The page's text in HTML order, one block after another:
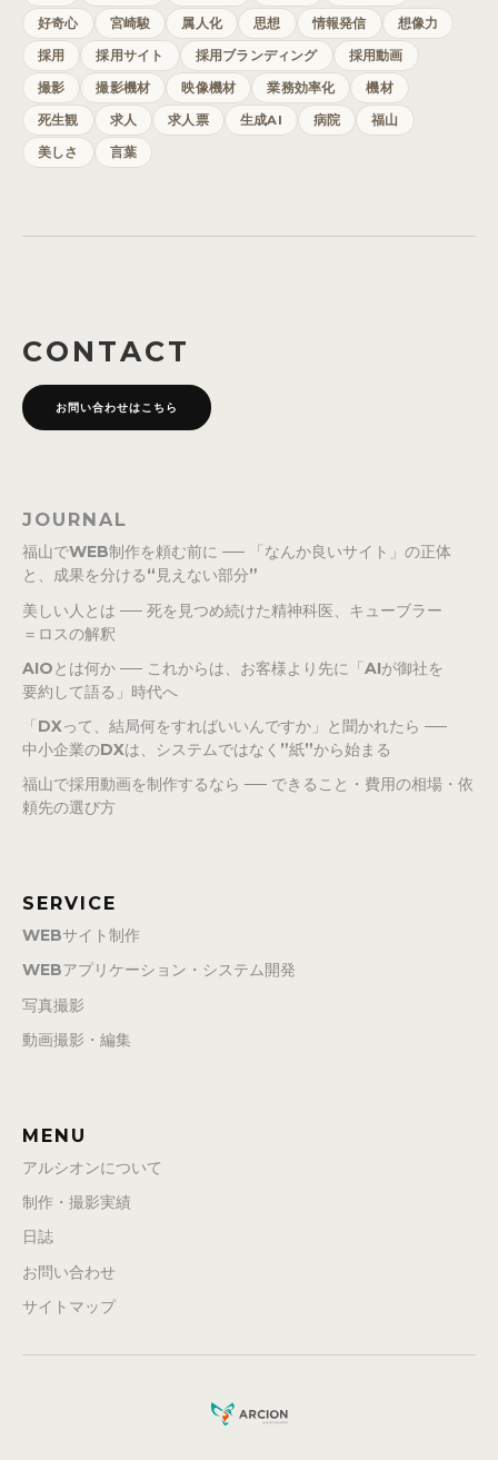
好奇心 宮崎駿 属人化 思想 情報発信 想像力
採用 採用サイト 採用ブランディング 採用動画
撮影 撮影機材 映像機材 業務効率化 機材
死生観 求人 求人票 生成AI 病院 福山
美しさ 言葉
CONTACT
お問い合わせはこちら
JOURNAL
福山でWEB制作を頼む前に ── 「なんか良いサイト」の正体
と、成果を分ける“見えない部分”
美しい人とは ── 死を見つめ続けた精神科医、キューブラー
＝ロスの解釈
AIOとは何か ── これからは、お客様より先に「AIが御社を
要約して語る」時代へ
「DXって、結局何をすればいいんですか」と聞かれたら ──
中小企業のDXは、システムではなく”紙”から始まる
福山で採用動画を制作するなら ── できること・費用の相場・依
頼先の選び方
SERVICE
WEBサイト制作
WEBアプリケーション・システム開発
写真撮影
動画撮影・編集
MENU
アルシオンについて
制作・撮影実績
日誌
お問い合わせ
サイトマップ